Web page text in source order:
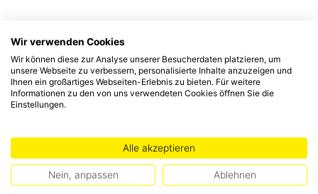
Wir verwenden Cookies
Wir können diese zur Analyse unserer Besucherdaten platzieren, um
unsere Webseite zu verbessern, personalisierte Inhalte anzuzeigen und
Ihnen ein großartiges Webseiten-Erlebnis zu bieten. Für weitere
Informationen zu den von uns verwendeten Cookies öffnen Sie die
Einstellungen.
Alle akzeptieren
Nein, anpassen Ablehnen